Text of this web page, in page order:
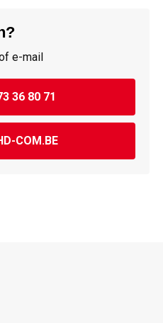
e-mail
36 80 71
COM.BE